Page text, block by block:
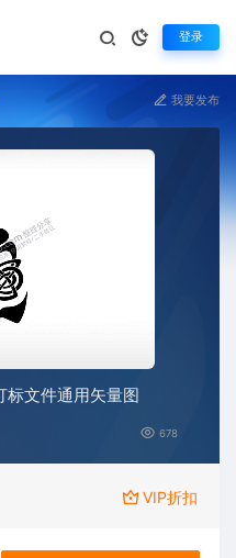
登录
我要发布
标文件通用矢量图
678
VIP折扣